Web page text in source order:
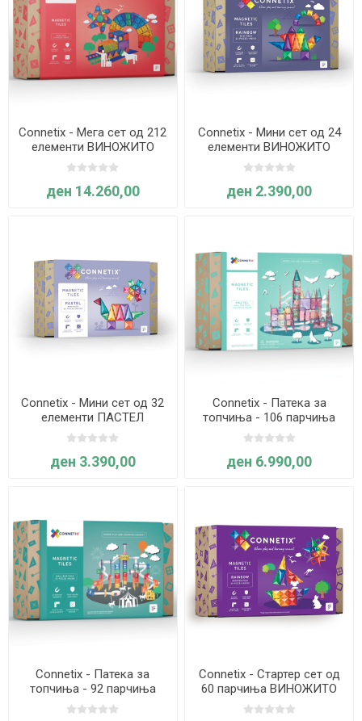
Connetix - Мега сет од 212
елементи ВИНОЖИТО
ден 14.260,00
Connetix - Мини сет од 24
елементи ВИНОЖИТО
ден 2.390,00
Connetix - Мини сет од 32
елементи ПАСТЕЛ
ден 3.390,00
Connetix - Патека за
топчиња - 106 парчиња
ПАСТЕЛ
ден 6.990,00
Connetix - Патека за
топчиња - 92 парчиња
Connetix - Стартер сет од
60 парчиња ВИНОЖИТО